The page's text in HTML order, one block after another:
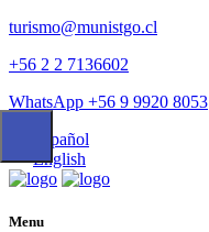
turismo@munistgo.cl
+56 2 2 7136602
WhatsApp +56 9 9920 8053
Español
English
Menu